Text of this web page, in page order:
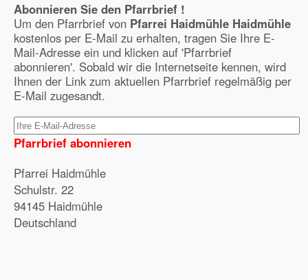
Abonnieren Sie den Pfarrbrief !
Um den Pfarrbrief von Pfarrei Haidmühle Haidmühle
kostenlos per E-Mail zu erhalten, tragen Sie Ihre E-
Mail-Adresse ein und klicken auf 'Pfarrbrief
abonnieren'. Sobald wir die Internetseite kennen, wird
Ihnen der Link zum aktuellen Pfarrbrief regelmäßig per
E-Mail zugesandt.
Pfarrbrief abonnieren
Pfarrei Haidmühle
Schulstr. 22
94145 Haidmühle
Deutschland